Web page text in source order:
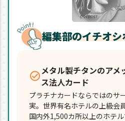
編集部のイチオ
メタル製チタンのアメ
ス法人カード
プラチナカードならではのサ
実。世界有名ホテルの上級会
国内外1,500カ所以上のホテル